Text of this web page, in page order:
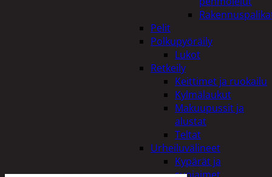
Pelit
Polkupyöräily
Lukot
Retkeily
Keittimet ja ruokailu
Kylmälaukut
Makuupussit ja
alustat
Teltat
Urheiluvälineet
Kypärät ja